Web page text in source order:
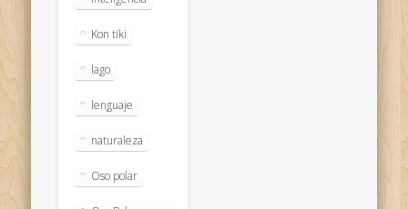
Kon tiki
lago
lenguaje
naturaleza
Oso polar